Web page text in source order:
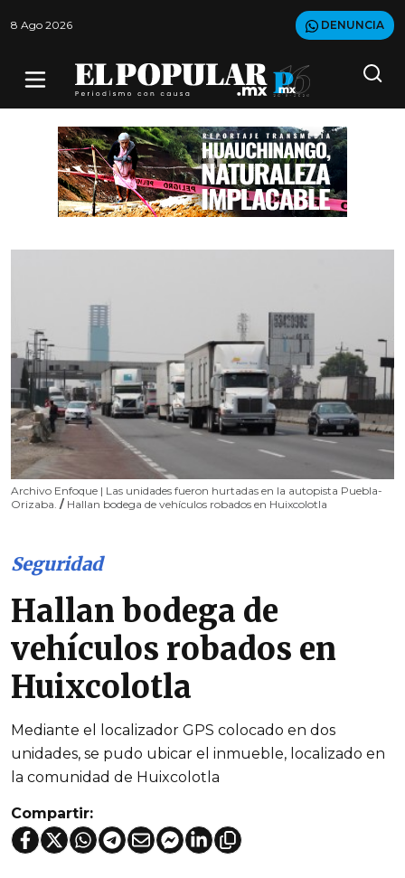
8 Ago 2026 DENUNCIA
Archivo Enfoque | Las unidades fueron hurtadas en la autopista Puebla-
Orizaba. / Hallan bodega de vehículos robados en Huixcolotla
Seguridad
Hallan bodega de
vehículos robados en
Huixcolotla
Mediante el localizador GPS colocado en dos
unidades, se pudo ubicar el inmueble, localizado en
la comunidad de Huixcolotla
Compartir: